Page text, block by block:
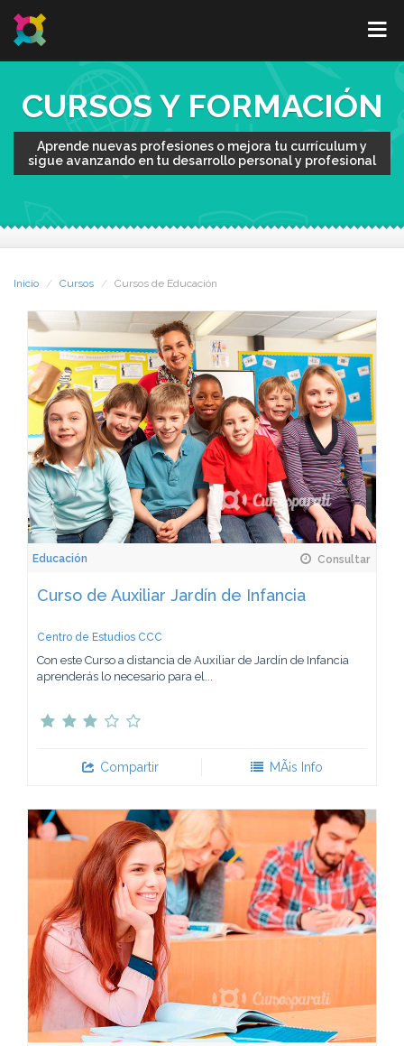
CURSOS Y FORMACIÓN
Aprende nuevas profesiones o mejora tu currículum y
sigue avanzando en tu desarrollo personal y profesional
Inicio Cursos Cursos de Educación
Educación Consultar
Curso de Auxiliar Jardín de Infancia
Centro de Estudios CCC
Con este Curso a distancia de Auxiliar de Jardín de Infancia
aprenderás lo necesario para el...
Compartir MÃ¡s Info